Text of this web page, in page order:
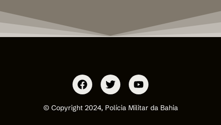
© Copyright 2024, Polícia Militar da Bahia